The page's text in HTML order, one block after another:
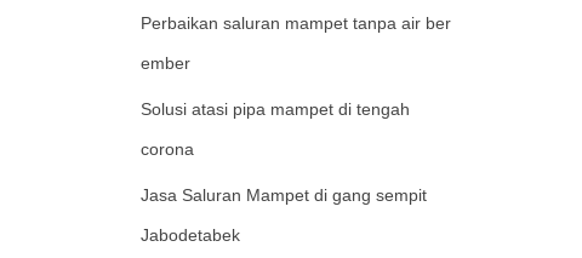
Perbaikan saluran mampet tanpa air ber
ember
Solusi atasi pipa mampet di tengah
corona
Jasa Saluran Mampet di gang sempit
Jabodetabek